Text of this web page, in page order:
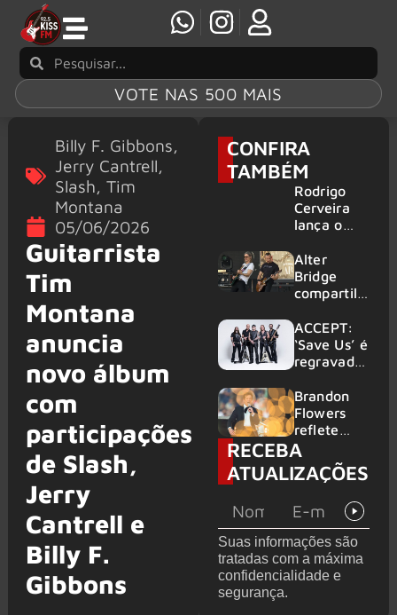
VOTE NAS 500 MAIS
Billy F. Gibbons,
Jerry Cantrell,
Slash, Tim
Montana
05/06/2026
Guitarrista
Tim
Montana
anuncia
novo álbum
com
participações
de Slash,
Jerry
Cantrell e
Billy F.
Gibbons
CONFIRA
TAMBÉM
Rodrigo
Cerveira
lança o
Searcher”
Alter
Bridge
compartilh
vivo de
“Fortress”
gravada
am Ring
2026
ACCEPT:
‘Save Us’ é
regravada
membros
do GHOST
e KORN
Brandon
Flowers
reflete
sobre o
futuro e
levanta
de de
deixar os
palcos
RECEBA
ATUALIZAÇÕES
Suas informações são
tratadas com a máxima
confidencialidade e
segurança.